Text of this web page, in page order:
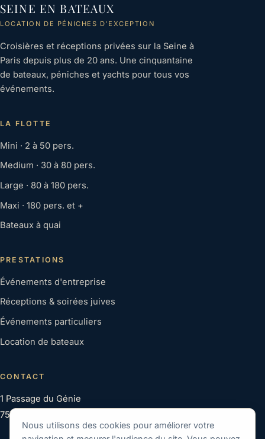
SEINE EN BATEAUX
LOCATION DE PÉNICHES D'EXCEPTION
Croisières et réceptions privées sur la Seine à
Paris depuis plus de 20 ans. Une cinquantaine
de bateaux, péniches et yachts pour tous vos
événements.
LA FLOTTE
Mini · 2 à 50 pers.
Medium · 30 à 80 pers.
Large · 80 à 180 pers.
Maxi · 180 pers. et +
Bateaux à quai
PRESTATIONS
Événements d'entreprise
Réceptions & soirées juives
Événements particuliers
Location de bateaux
CONTACT
1 Passage du Génie
75012 Paris
Nous utilisons des cookies pour améliorer votre